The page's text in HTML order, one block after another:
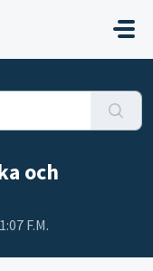
och
F.M.